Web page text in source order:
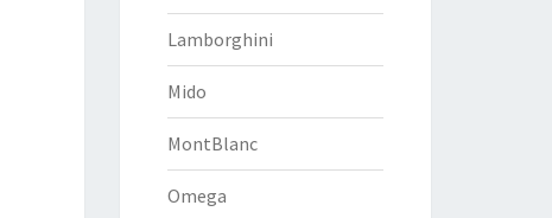
Lamborghini
Mido
MontBlanc
Omega